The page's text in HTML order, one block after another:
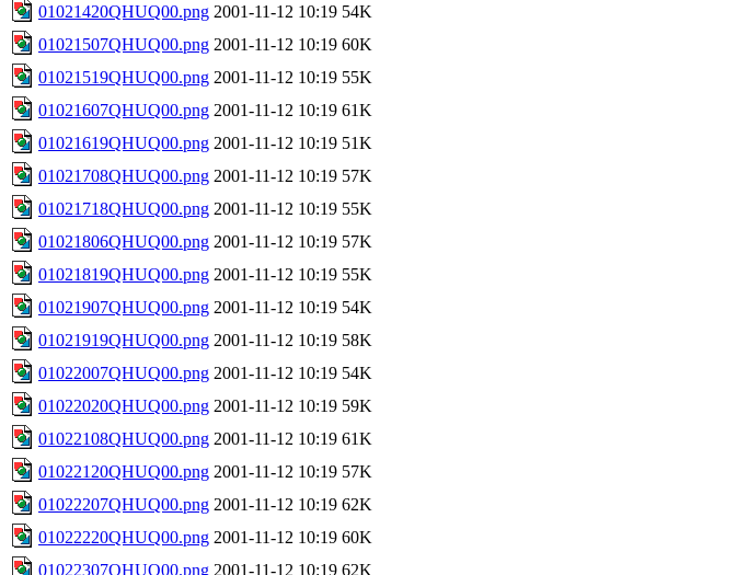
01021420QHUQ00.png 2001-11-12 10:19 54K
01021507QHUQ00.png 2001-11-12 10:19 60K
01021519QHUQ00.png 2001-11-12 10:19 55K
01021607QHUQ00.png 2001-11-12 10:19 61K
01021619QHUQ00.png 2001-11-12 10:19 51K
01021708QHUQ00.png 2001-11-12 10:19 57K
01021718QHUQ00.png 2001-11-12 10:19 55K
01021806QHUQ00.png 2001-11-12 10:19 57K
01021819QHUQ00.png 2001-11-12 10:19 55K
01021907QHUQ00.png 2001-11-12 10:19 54K
01021919QHUQ00.png 2001-11-12 10:19 58K
01022007QHUQ00.png 2001-11-12 10:19 54K
01022020QHUQ00.png 2001-11-12 10:19 59K
01022108QHUQ00.png 2001-11-12 10:19 61K
01022120QHUQ00.png 2001-11-12 10:19 57K
01022207QHUQ00.png 2001-11-12 10:19 62K
01022220QHUQ00.png 2001-11-12 10:19 60K
01022307QHUQ00.png 2001-11-12 10:19 62K